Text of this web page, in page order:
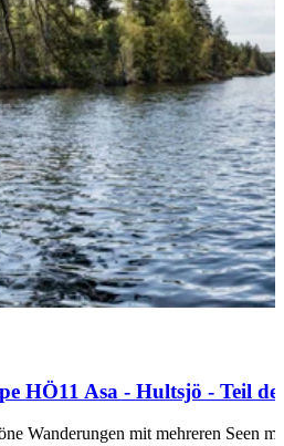
HÖ11 Asa - Hultsjö - Teil
Wanderungen mit mehreren Seen